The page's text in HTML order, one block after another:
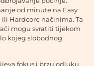
od minute na Easy
Hardcore načinima. Ta
mogu svratiti tijekom
kojeg slobodnog
fokus i brzu odluku.